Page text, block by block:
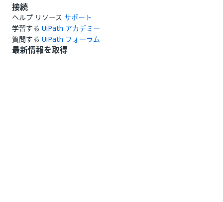
接続
ヘルプ リソース サポート
学習する UiPath アカデミー
質問する UiPath フォーラム
最新情報を取得